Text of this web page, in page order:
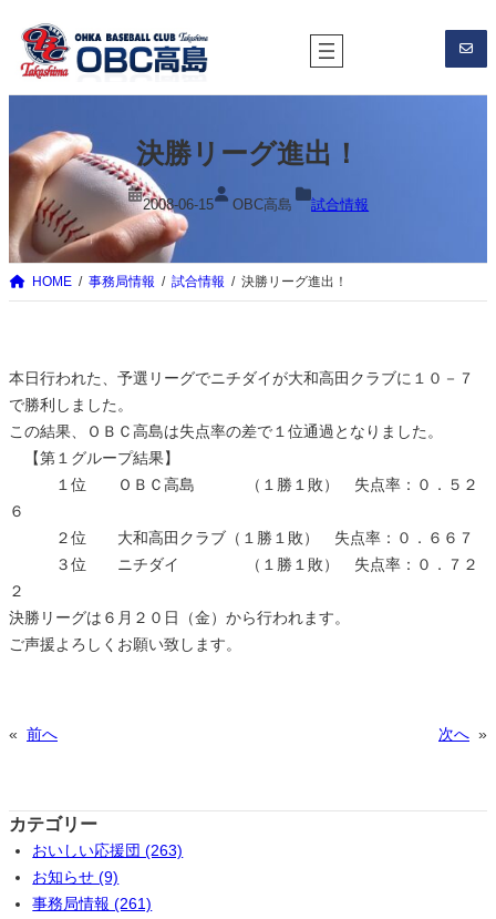
を
ス
ッ
決勝リーグ進出！
2008-06-15 OBC高島 試合情報
HOME 事務局情報 試合情報 決勝リーグ進出！
本日行われた、予選リーグでニチダイが大和高田クラブに１０－７
で勝利しました。
この結果、ＯＢＣ高島は失点率の差で１位通過となりました。
【第１グループ結果】
１位 ＯＢＣ高島 （１勝１敗） 失点率：０．５２
６
２位 大和高田クラブ（１勝１敗） 失点率：０．６６７
３位 ニチダイ （１勝１敗） 失点率：０．７２
２
決勝リーグは６月２０日（金）から行われます。
ご声援よろしくお願い致します。
« 前へ 次へ »
カテゴリー
おいしい応援団 (263)
お知らせ (9)
事務局情報 (261)